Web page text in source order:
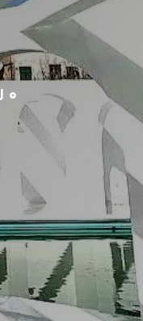
۰ لوکیشن برتر عکاسی برای فیلمبرداری مراسم عقد در اندیشه